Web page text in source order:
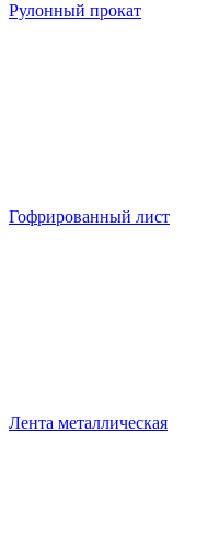
Рулонный прокат
Гофрированный лист
Лента металлическая